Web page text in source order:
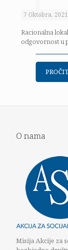
7 Oktobra, 2021
Racionalna
odgovornost u
O nama
Misija Akcije za